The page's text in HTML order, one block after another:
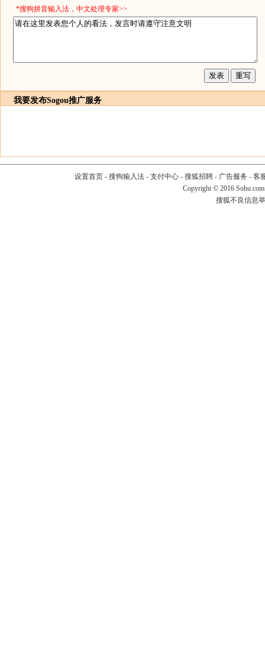
*搜狗拼音输入法，中文处理专家>>
我要发布Sogou推广服务
设置首页- 搜狗输入法- 支付中心- 搜狐招聘- 广告服务 - 客
Copyright © 2016
搜狐不良信息